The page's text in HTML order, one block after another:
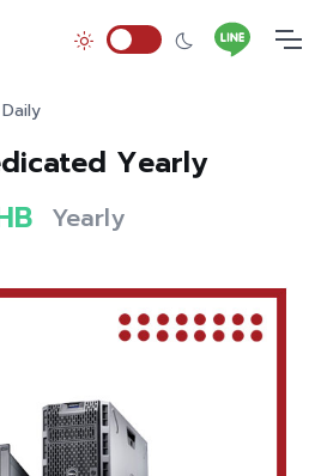
Yearly
Yearly